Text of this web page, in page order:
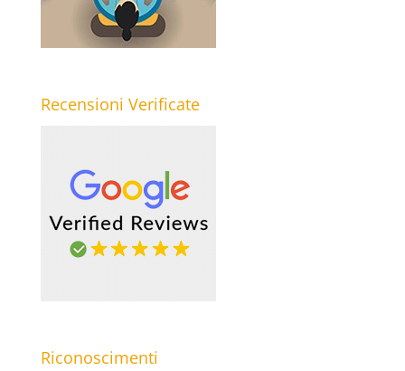
Recensioni Verificate
Riconoscimenti